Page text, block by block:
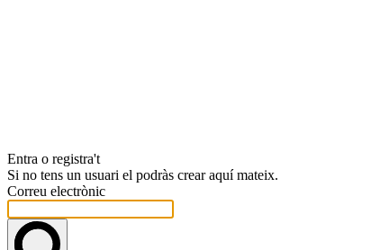
Entra o registra't
Si no tens un usuari el podràs crear aquí mateix.
Correu electrònic